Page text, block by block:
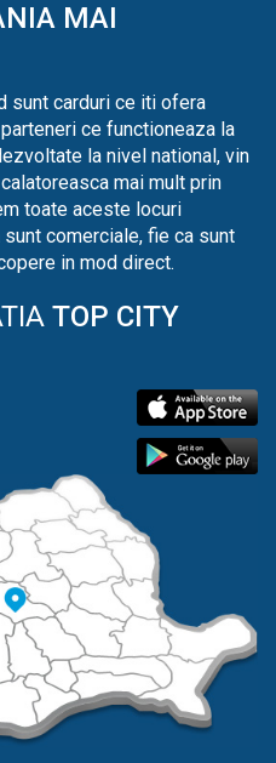
MAI
sunt carduri ce iti ofera
ce functioneaza la
la nivel national, vin
mai mult prin
toate aceste locuri
comerciale, fie ca sunt
in mod direct.
TOP CITY